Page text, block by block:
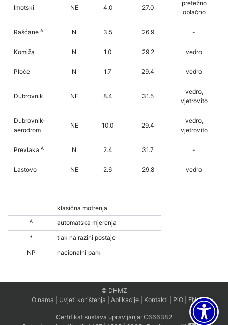
Imotski NE 4.0 27.0
pretežno
oblačno
Rašćane A N 3.5 26.9 -
Komiža N 1.0 29.2 vedro
Ploče N 1.7 29.4 vedro
Dubrovnik NE 8.4 31.5
vedro,
vjetrovito
Dubrovnik-
aerodrom
NE 10.0 29.4
vedro,
vjetrovito
Prevlaka A N 2.4 31.7 -
Lastovo NE 2.6 29.8 vedro
klasična motrenja
A
automatska mjerenja
*
tlak na razini postaje
NP
nacionalni park
© DHMZ
O nama
Uvjeti korištenja Aplikacije Kontakti PiO EN
Certifikat sustava upravljanja: C666382